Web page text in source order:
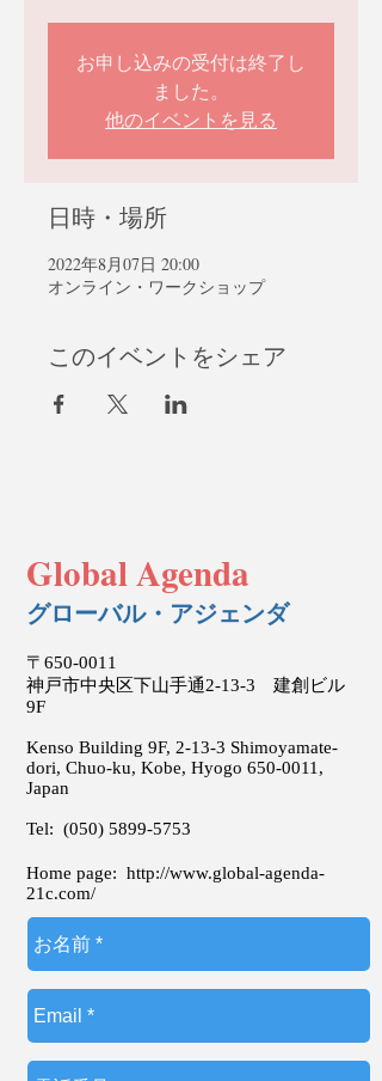
お申し込みの受付は終了し
ました。
他のイベントを見る
日時・場所
2022年8月07日 20:00
オンライン・ワークショップ
このイベントをシェア
Global Agenda
グローバル・アジェンダ
〒650-0011
神戸市中央区下山手通2-13-3 建創ビル
9F
Kenso Building 9F, 2-13-3 Shimoyamate-
dori, Chuo-ku, Kobe, Hyogo 650-0011 ,
Japan
Tel: (050) 5899-5753
Home page: http://www.global-agenda-
21c.com/